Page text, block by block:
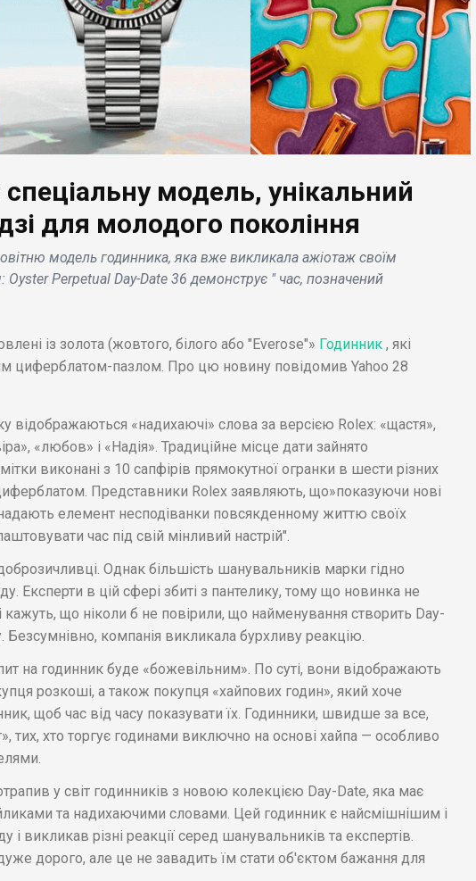
спеціальну модель, унікальний
для молодого покоління
модель годинника, яка вже викликала ажіотаж своїм
Perpetual Day-Date 36 демонструє " час, позначений
із золота (жовтого, білого або "Everose"» Годинник , які
циферблатом-пазлом. Про цю новину повідомив Yahoo 28
відображаються «надихаючі» слова за версією Rolex: «щастя»,
«любов» і «Надія». Традиційне місце дати зайнято
виконані з 10 сапфірів прямокутної огранки в шести різних
Представники Rolex заявляють, що»показуючи нові
елемент несподіванки повсякденному життю своїх
час під свій мінливий настрій".
Однак більшість шанувальників марки гідно
Експерти в цій сфері збиті з пантелику, тому що новинка не
кажуть, що ніколи б не повірили, що найменування створить Day-
Безсумнівно, компанія викликала бурхливу реакцію.
на годинник буде «божевільним». По суті, вони відображають
розкоші, а також покупця «хайпових годин», який хоче
щоб час від часу показувати їх. Годинники, швидше за все,
тих, хто торгує годинами виключно на основі хайпа — особливо
у світ годинників з новою колекцією Day-Date, яка має
та надихаючими словами. Цей годинник є найсмішнішим і
і викликав різні реакції серед шанувальників та експертів.
дорого, але це не завадить їм стати об'єктом бажання для
БІЗНЕС НОВИНИ
Walmart і NECA
запускають AutoT,
маркетплейс цифрових
Google Workspace
знаходиться під
загрозою хакерської